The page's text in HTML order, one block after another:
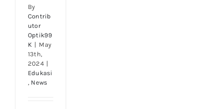
By
Contrib
utor
Optik99
K | May
13th,
2024 |
Edukasi
, News